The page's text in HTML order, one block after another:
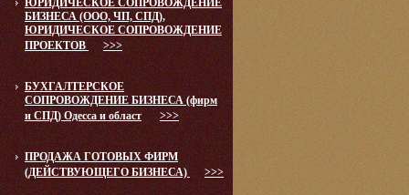
ЮРИДИЧЕСКОЕ CОПРОВОЖДЕНИЕ
БИЗНЕСА (ООО, ЧП, СПД),
ЮРИДИЧЕСКОЕ СОПРОВОЖДЕНИЕ
ПРОЕКТОВ
>>>
БУХГАЛТЕРСКОЕ
СОПРОВОЖДЕНИЕ БИЗНЕСА (фирм
и СПД) Одесса и област
>>>
ПРОДАЖА ГОТОВЫХ ФИРМ
(ДЕЙСТВУЮЩЕГО БИЗНЕСА)
>>>